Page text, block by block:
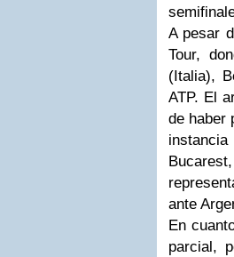
A pesar
Tour,
(Italia),
ATP. El
de haber
ante
En
parcial,